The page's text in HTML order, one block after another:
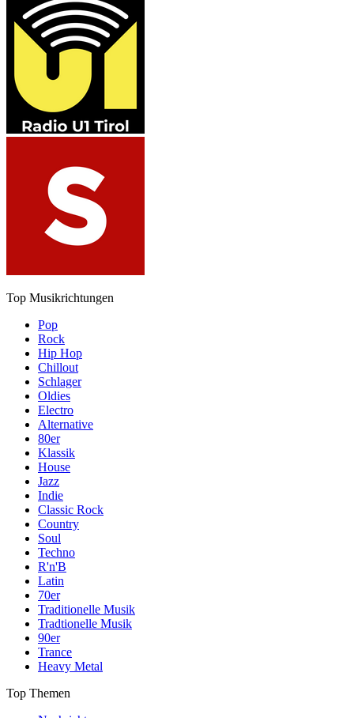
Top Musikrichtungen
Pop
Rock
Hip Hop
Chillout
Schlager
Oldies
Electro
Alternative
80er
Klassik
House
Jazz
Indie
Classic Rock
Country
Soul
Techno
R'n'B
Latin
70er
Traditionelle Musik
Tradtionelle Musik
90er
Trance
Heavy Metal
Top Themen